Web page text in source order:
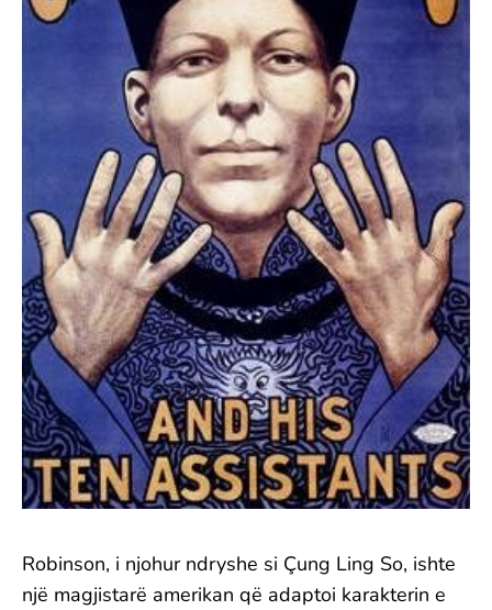
Robinson, i njohur ndryshe si Çung Ling So, ishte
një magjistarë amerikan që adaptoi karakterin e